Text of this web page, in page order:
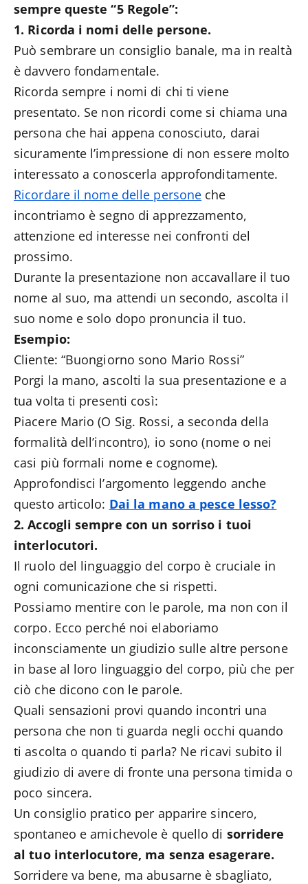
sempre queste “5 Regole”:
1. Ricorda i nomi delle persone.
Può sembrare un consiglio banale, ma in realtà
è davvero fondamentale.
Ricorda sempre i nomi di chi ti viene
presentato. Se non ricordi come si chiama una
persona che hai appena conosciuto, darai
sicuramente l’impressione di non essere molto
interessato a conoscerla approfonditamente.
Ricordare il nome delle persone che
incontriamo è segno di apprezzamento,
attenzione ed interesse nei confronti del
prossimo.
Durante la presentazione non accavallare il tuo
nome al suo, ma attendi un secondo, ascolta il
suo nome e solo dopo pronuncia il tuo.
Esempio:
Cliente: “Buongiorno sono Mario Rossi”
Porgi la mano, ascolti la sua presentazione e a
tua volta ti presenti così:
Piacere Mario (O Sig. Rossi, a seconda della
formalità dell’incontro), io sono (nome o nei
casi più formali nome e cognome).
Approfondisci l’argomento leggendo anche
questo articolo: Dai la mano a pesce lesso?
2. Accogli sempre con un sorriso i tuoi
interlocutori.
Il ruolo del linguaggio del corpo è cruciale in
ogni comunicazione che si rispetti.
Possiamo mentire con le parole, ma non con il
corpo. Ecco perché noi elaboriamo
inconsciamente un giudizio sulle altre persone
in base al loro linguaggio del corpo, più che per
ciò che dicono con le parole.
Quali sensazioni provi quando incontri una
persona che non ti guarda negli occhi quando
ti ascolta o quando ti parla? Ne ricavi subito il
giudizio di avere di fronte una persona timida o
poco sincera.
Un consiglio pratico per apparire sincero,
spontaneo e amichevole è quello di sorridere
al tuo interlocutore, ma senza esagerare.
Sorridere va bene, ma abusarne è sbagliato,